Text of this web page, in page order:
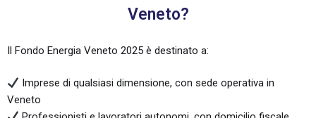
Veneto?
Il Fondo Energia Veneto 2025 è destinato a:
Imprese di qualsiasi dimensione, con sede operativa in
Veneto